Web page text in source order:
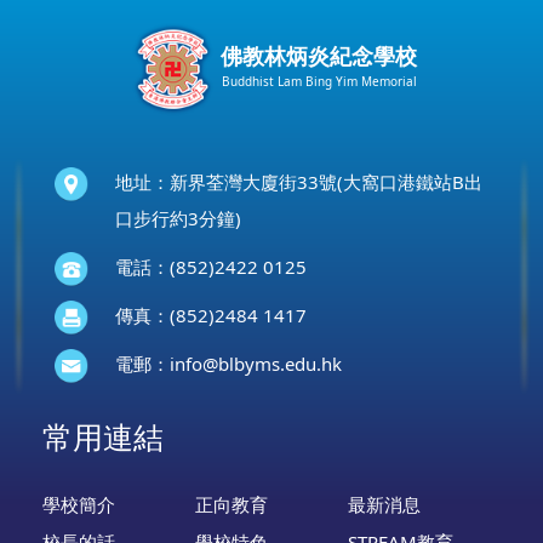
佛教林炳炎紀念學校
Buddhist Lam Bing Yim Memorial
地址：新界荃灣大廈街33號(大窩口港鐵站B出
口步行約3分鐘)
電話：(852)2422 0125
傳真：(852)2484 1417
電郵： info@blbyms.edu.hk
常用連結
學校簡介 正向教育
最新消息